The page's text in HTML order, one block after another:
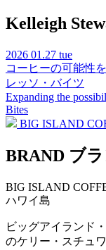
Kelleigh
2026 01.27 tue
コーヒーの可能性
レッソ・バイツ
Expanding the
Bites
BIG ISLAND
BRAND ブ
BIG ISLAND
ハワイ島
ビッグアイランド
のケリー・スチュ